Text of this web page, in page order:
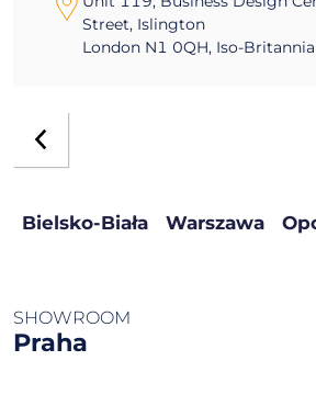
Street, Islington
London N1 0QH, Iso-Britannia
Bielsko-Biała Warszawa
SHOWROOM
Praha